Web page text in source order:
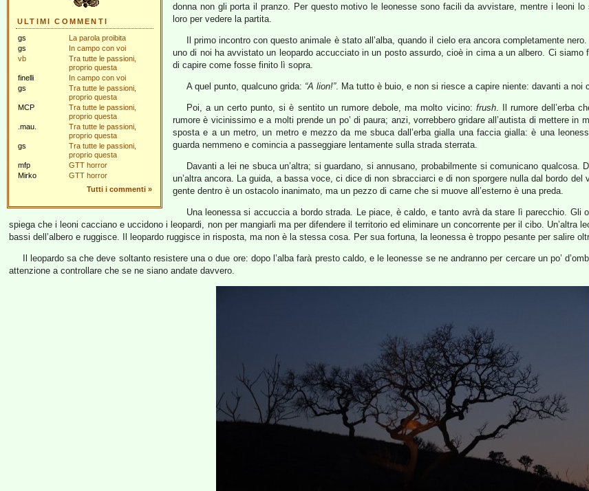
ULTIMI COMMENTI
gs
La parola proibita
gs
In campo con voi
vb
Tra tutte le passioni,
proprio questa
finelli
In campo con voi
gs
Tra tutte le passioni,
proprio questa
MCP
Tra tutte le passioni,
proprio questa
.mau.
Tra tutte le passioni,
proprio questa
gs
Tra tutte le passioni,
proprio questa
mfp
GTT horror
Mirko
GTT horror
Tutti i commenti »
donna non gli porta il pranzo. Per questo motivo le leonesse sono facili da avvistare, mentre i leoni
loro per vedere la partita.
Il primo incontro con questo animale è stato all’alba, quando il cielo era ancora completamente
uno di noi ha avvistato un leopardo accucciato in un posto assurdo, cioè in cima a un albero. Ci
di capire come fosse finito lì sopra.
A quel punto, qualcuno grida: “A lion!”. Ma tutto è buio, e non si riesce a capire niente: davanti a noi
Poi, a un certo punto, si è sentito un rumore debole, ma molto vicino: frush. Il rumore dell’erba
rumore è vicinissimo e a molti prende un po’ di paura; anzi, vorrebbero gridare all’autista di mettere in
sposta e a un metro, un metro e mezzo da me sbuca dall’erba gialla una faccia gialla: è una
guarda nemmeno e comincia a passeggiare lentamente sulla strada sterrata.
Davanti a lei ne sbuca un’altra; si guardano, si annusano, probabilmente si comunicano qualcosa.
un’altra ancora. La guida, a bassa voce, ci dice di non sbracciarci e di non sporgere nulla dal bordo
gente dentro è un ostacolo inanimato, ma un pezzo di carne che si muove all’esterno è una preda.
Una leonessa si accuccia a bordo strada. Le piace, è caldo, e tanto avrà da stare lì parecchio. Gli
spiega che i leoni cacciano e uccidono i leopardi, non per mangiarli ma per difendere il territorio ed eliminare un concorrente per il cibo. Un’altra
bassi dell’albero e ruggisce. Il leopardo ruggisce in risposta, ma non è la stessa cosa. Per sua fortuna, la leonessa è troppo pesante per salire
Il leopardo sa che deve soltanto resistere una o due ore: dopo l’alba farà presto caldo, e le leonesse se ne andranno per cercare un po’
attenzione a controllare che se ne siano andate davvero.